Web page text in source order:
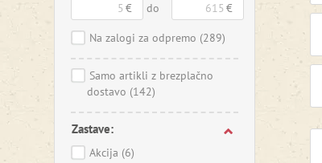
€ do €
Na zalogi za odpremo (289)
Samo artikli z brezplačno
dostavo (142)
Zastave:
Akcija (6)